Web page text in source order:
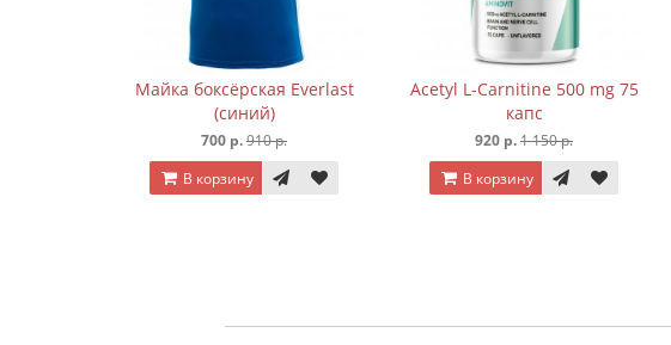
Майка боксёрская Everlast
(синий)
700 р.910 р.
В корзину
Acetyl L-Carnitine 500 mg 75
капc
920 р.1 150 р.
В корзину